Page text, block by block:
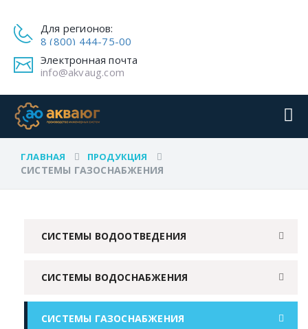
Для регионов:
8 (800) 444-75-00
Электронная почта
info@akvaug.com
ГЛАВНАЯ ПРОДУКЦИЯ
СИСТЕМЫ ГАЗОСНАБЖЕНИЯ
СИСТЕМЫ ВОДООТВЕДЕНИЯ
СИСТЕМЫ ВОДОСНАБЖЕНИЯ
СИСТЕМЫ ГАЗОСНАБЖЕНИЯ